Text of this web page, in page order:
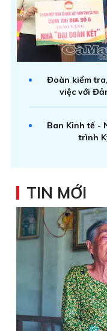
Đoàn kiểm
việc với
Ban Kinh tế -
trình
TIN MỚI